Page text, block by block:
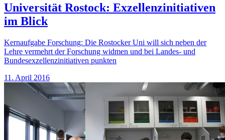
Universität Rostock: Exzellenzinitiativen
im Blick
Kernaufgabe Forschung: Die Rostocker Uni will sich neben der
Lehre vermehrt der Forschung widmen und bei Landes- und
Bundesexzellenzinitiativen punkten
11. April 2016